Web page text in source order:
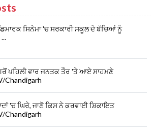
ਸਿਨੇਮਾ 'ਚ ਸਰਕਾਰੀ ਸਕੂਲ ਦੇ ਬੱਚਿਆਂ ਨੂੰ
ਪਹਿਲੀ ਵਾਰ ਜਨਤਕ ਤੌਰ 'ਤੇ ਆਏ ਸਾਹਮਣੇ
Chandigarh
'ਚ ਘਿਰੇ, ਜਾਣੋ ਕਿਸ ਨੇ ਕਰਵਾਈ ਸ਼ਿਕਾਇਤ
Chandigarh